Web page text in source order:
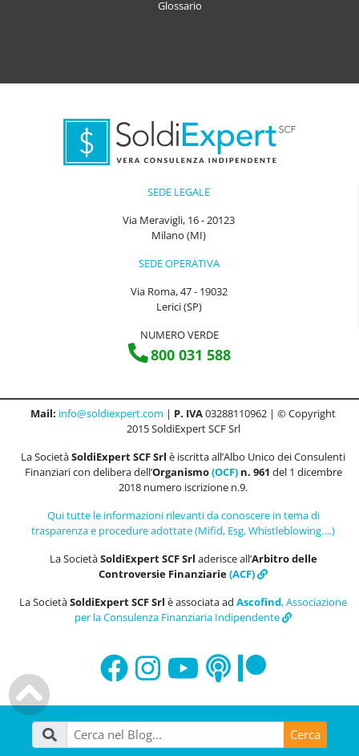
Glossario
SEDE LEGALE
Via Meravigli, 16 - 20123
Milano (MI)
SEDE OPERATIVA
Via Roma, 47 - 19032
Lerici (SP)
NUMERO VERDE
800 031 588
Mail: info@soldiexpert.com | P. IVA03288110962 | © Copyright
2015 SoldiExpert SCF Srl
La SocietàSoldiExpert SCF Srl è iscritta all’Albo Unico dei Consulenti
Finanziari con delibera dell’Organismo(OCF)n. 961 del 1 dicembre
2018 numero iscrizione n.9.
Qui tutte le informazioni rilevanti da conoscere in tema di
trasparenza e procedure adottate (Mifid, Esg, Whistleblowing….)
La SocietàSoldiExpert SCF Srl aderisce all’Arbitro delle
Controversie Finanziarie(ACF)
La SocietàSoldiExpert SCF Srl è associata ad Ascofind, Associazione
per la Consulenza Finanziaria Indipendente